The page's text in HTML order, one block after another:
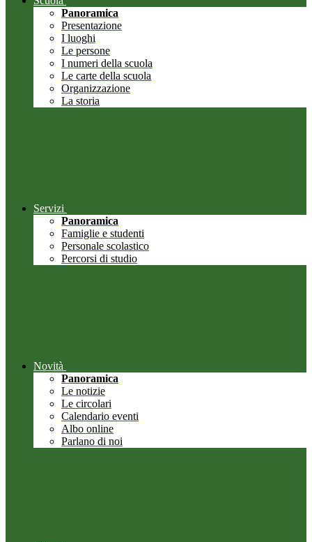
Panoramica
Presentazione
I luoghi
Le persone
I numeri della scuola
Le carte della scuola
Organizzazione
La storia
Servizi
Panoramica
Famiglie e studenti
Personale scolastico
Percorsi di studio
Novità
Panoramica
Le notizie
Le circolari
Calendario eventi
Albo online
Parlano di noi